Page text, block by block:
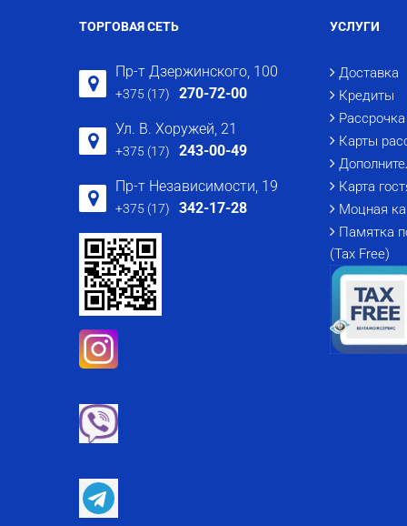
ТОРГОВАЯ СЕТЬ
Пр-т Дзержинского, 100
+375 (17) 270-72-00
Ул. В. Хоружей, 21
+375 (17) 243-00-49
Пр-т Независимости, 19
+375 (17) 342-17-28
УСЛУГИ
Доставка
Кредиты
Рассрочка
Карты
Карта
Моцная
Памятка
(Tax Free)